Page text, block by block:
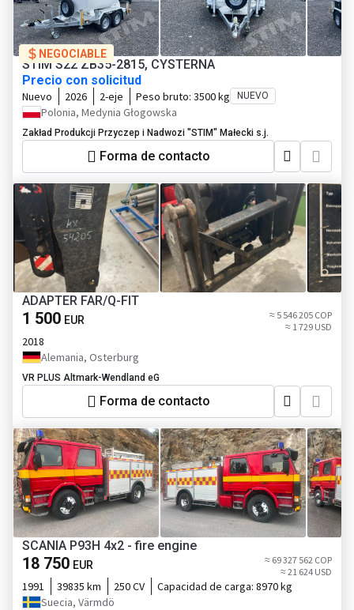
NEGOCIABLE
STIM S22 ZB35-2815, CYSTERNA
Precio con solicitud
Nuevo 2026 2-eje Peso bruto: 3500 kg NUEVO
Polonia, Medynia Głogowska
Zakład Produkcji Przyczep i Nadwozi "STIM" Małecki s.j.
Forma de contacto
ADAPTER FAR/Q-FIT
1 500 EUR
≈ 5 546 205 COP
≈ 1 729 USD
2018
Alemania, Osterburg
VR PLUS Altmark-Wendland eG
Forma de contacto
SCANIA P93H 4x2 - fire engine
18 750 EUR
≈ 69 327 562 COP
≈ 21 624 USD
1991 39835 km 250 CV Capacidad de carga: 8970 kg
Suecia, Värmdö